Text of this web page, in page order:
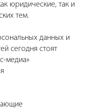
юридические, так и
тем.
данных и
сегодня стоят
медиа»